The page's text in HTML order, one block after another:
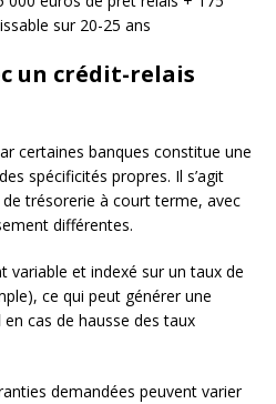
sur 20-25 ans
un crédit-relais
certaines banques constitue une
spécificités propres. Il s’agit
de trésorerie à court terme, avec
différentes.
variable et indexé sur un taux de
ce qui peut générer une
en cas de hausse des taux
demandées peuvent varier